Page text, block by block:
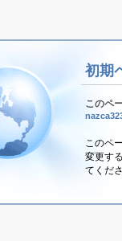
初期
このペ
このペ
変更す
てくだ